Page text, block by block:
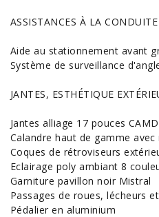
ASSISTANCES À LA
Aide au stationnement avant
Système de surveillance
JANTES, ESTHÉTIQUE
Jantes alliage 17 pouces
Calandre haut de gamme
Coques de rétroviseurs
Eclairage poly ambiant 8
Garniture pavillon noir Mistral
Passages de roues, lécheurs
Pédalier en aluminium